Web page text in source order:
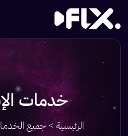
خدمات
الرئيسية>جميع